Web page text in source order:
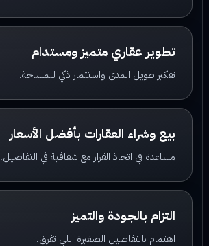
تطوير عقاري متميز ومستدام
تفكير طويل المدى واستثمار ذكي للمساحة.
بيع وشراء العقارات بأفضل الأسعار
مساعدة في اتخاذ القرار مع شفافية في التفاصيل.
التزام بالجودة والتميز
اهتمام بالتفاصيل الصغيرة اللي تفرق.